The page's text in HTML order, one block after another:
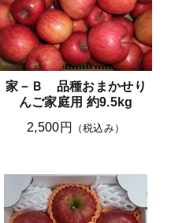
家－Ｂ 品種おまかせり
んご家庭用 約9.5kg
2,500円
（税込み）